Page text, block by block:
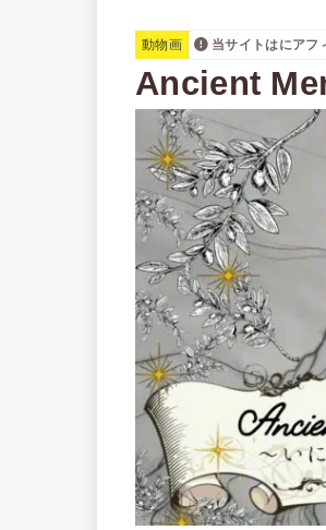
動物画 当サイトはにアフ
Ancient